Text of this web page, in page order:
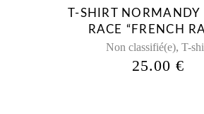
choisies
sur
la
page
T-SHIRT NORMANDY
RACE “FRENCH
Non classifié(e), T-
25.00€